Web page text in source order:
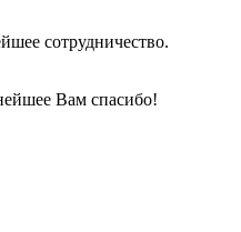
сотрудничество.
Вам спасибо!